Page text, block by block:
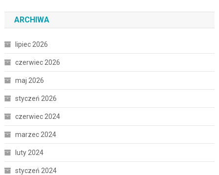
ARCHIWA
lipiec 2026
czerwiec 2026
maj 2026
styczeń 2026
czerwiec 2024
marzec 2024
luty 2024
styczeń 2024